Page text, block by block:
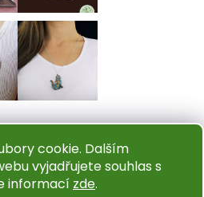
cookie. Dalším
vyjadřujete souhlas s
informací zde.